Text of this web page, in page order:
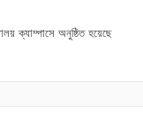
ক্যাম্পাসে অনুষ্ঠিত হয়েছে